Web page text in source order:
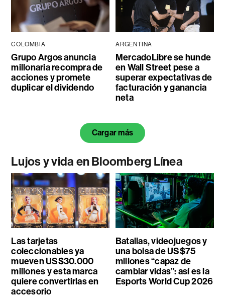
COLOMBIA
Grupo Argos anuncia
millonaria recompra de
acciones y promete
duplicar el dividendo
ARGENTINA
MercadoLibre se hunde
en Wall Street pese a
superar expectativas de
facturación y ganancia
neta
Cargar más
Lujos y vida en Bloomberg Línea
Las tarjetas
coleccionables ya
mueven US$30.000
millones y esta marca
quiere convertirlas en
accesorio
Batallas, videojuegos y
una bolsa de US$75
millones “capaz de
cambiar vidas”: así es la
Esports World Cup 2026